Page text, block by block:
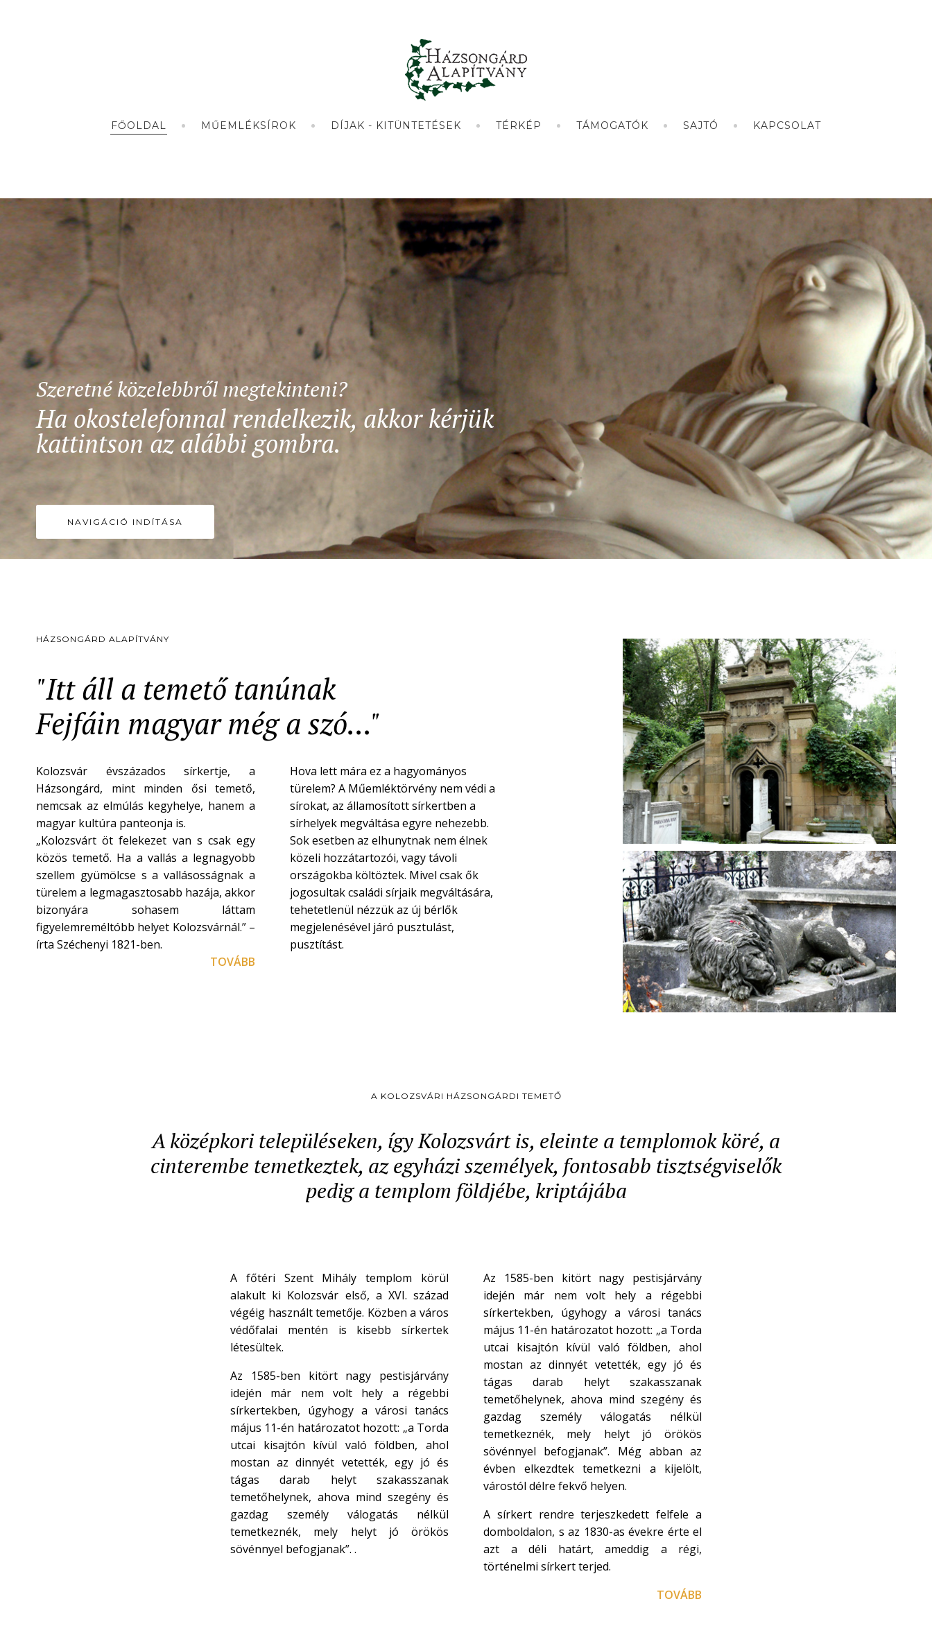
FŐOLDAL MŰEMLÉKSÍROK DÍJAK - KITÜNTETÉSEK TÉRKÉP TÁMOGATÓK SAJTÓ KAPCSOLAT
Szeretné közelebbről megtekinteni?
Ha okostelefonnal rendelkezik, akkor kérjük
kattintson az alábbi gombra.
NAVIGÁCIÓ INDÍTÁSA
HÁZSONGÁRD ALAPÍTVÁNY
"Itt áll a temető tanúnak
Fejfáin magyar még a szó..."
Kolozsvár évszázados sírkertje, a
Házsongárd, mint minden ősi temető,
nemcsak az elmúlás kegyhelye, hanem a
magyar kultúra panteonja is.
„Kolozsvárt öt felekezet van s csak egy
közös temető. Ha a vallás a legnagyobb
szellem gyümölcse s a vallásosságnak a
türelem a legmagasztosabb hazája, akkor
bizonyára sohasem láttam
figyelemreméltóbb helyet Kolozsvárnál.” –
írta Széchenyi 1821-ben.
Hova lett mára ez a hagyományos
türelem? A Műemléktörvény nem védi a
sírokat, az államosított sírkertben a
sírhelyek megváltása egyre nehezebb.
Sok esetben az elhunytnak nem élnek
közeli hozzátartozói, vagy távoli
országokba költöztek. Mivel csak ők
jogosultak családi sírjaik megváltására,
tehetetlenül nézzük az új bérlők
megjelenésével járó pusztulást,
pusztítást.
TOVÁBB
A KOLOZSVÁRI HÁZSONGÁRDI TEMETŐ
A középkori településeken, így Kolozsvárt is, eleinte a templomok köré, a
cinterembe temetkeztek, az egyházi személyek, fontosabb tisztségviselők
pedig a templom földjébe, kriptájába
A főtéri Szent Mihály templom körül
alakult ki Kolozsvár első, a XVI. század
végéig használt temetője. Közben a város
védőfalai mentén is kisebb sírkertek
létesültek.
Az 1585-ben kitört nagy pestisjárvány
idején már nem volt hely a régebbi
sírkertekben, úgyhogy a városi tanács
május 11-én határozatot hozott: „a Torda
utcai kisajtón kívül való földben, ahol
mostan az dinnyét vetették, egy jó és
tágas darab helyt szakasszanak
temetőhelynek, ahova mind szegény és
gazdag személy válogatás nélkül
temetkeznék, mely helyt jó örökös
sövénnyel befogjanak”. .
Az 1585-ben kitört nagy pestisjárvány
idején már nem volt hely a régebbi
sírkertekben, úgyhogy a városi tanács
május 11-én határozatot hozott: „a Torda
utcai kisajtón kívül való földben, ahol
mostan az dinnyét vetették, egy jó és
tágas darab helyt szakasszanak
temetőhelynek, ahova mind szegény és
gazdag személy válogatás nélkül
temetkeznék, mely helyt jó örökös
sövénnyel befogjanak”. Még abban az
évben elkezdtek temetkezni a kijelölt,
várostól délre fekvő helyen.
A sírkert rendre terjeszkedett felfele a
domboldalon, s az 1830-as évekre érte el
azt a déli határt, ameddig a régi,
történelmi sírkert terjed.
TOVÁBB